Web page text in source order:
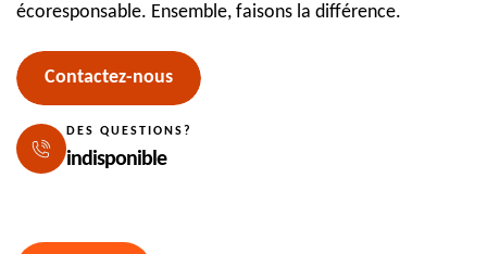
écoresponsable. Ensemble, faisons la différence.
Contactez-nous
DES QUESTIONS?
indisponible